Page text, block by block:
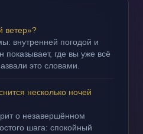
ветер»?
внутренней погодой и
где вы уже всё
это словами.
несколько ночей
о незавершённом
шага: спокойный